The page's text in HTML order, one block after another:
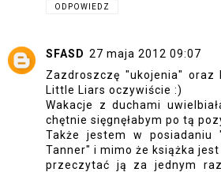
ODPOWIEDZ
SFASD 27 maja 2012 09:07
Zazdroszczę "ukojenia" oraz
Little Liars oczywiście :)
Wakacje z duchami
chętnie sięgnęłabym po tą
Także jestem w posiadaniu
Tanner" i mimo że książka
przeczytać ją za jednym